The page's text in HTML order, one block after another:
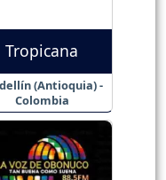
Tropicana
(Antioquia) -
Colombia